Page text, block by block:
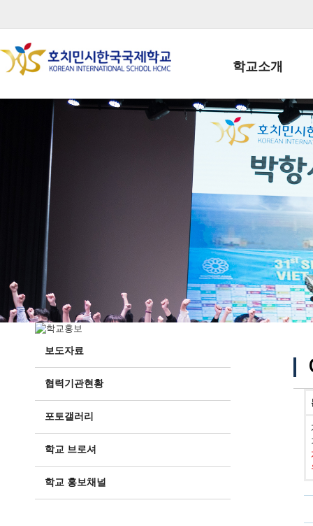
학교소개
학교장인사말
학생회장인사말
학교상징
학교 CI
교직원현황
학생현황
위치/전화
전경사진
보도자료
협력기관현황
포토갤러리
학교 브로셔
학교 홍보채널